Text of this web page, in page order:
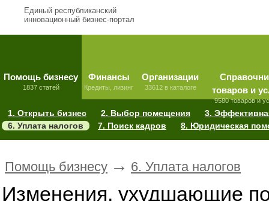
Единый республиканский
инновационный бизнес-портал
Помощь бизнесу
1837 статей
Финансы
Кредиты, лизинг
Организации
33612 в каталоге
товаров и
9580 товаров и
1. Открыть бизнес 2. Выбор помещения
3.
6. Уплата налогов
7. Поиск кадров 8. Юридическая
Помощь бизнесу → 6. Уплата налогов
Изменения, ухудшающие